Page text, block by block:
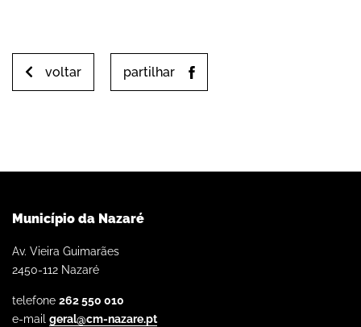
voltar partilhar
Município da Nazaré
Av. Vieira Guimarães
2450-112 Nazaré
telefone 262 550 010
e-mail geral@cm-nazare.pt